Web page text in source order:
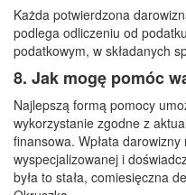
Każda potwierdzona
podlega odliczeniu od
podatkowym, w składanych
8. Jak mogę pomóc
Najlepszą formą pomocy
wykorzystanie zgodne z
finansowa. Wpłata
wyspecjalizowanej i
była to stała, comiesięczna